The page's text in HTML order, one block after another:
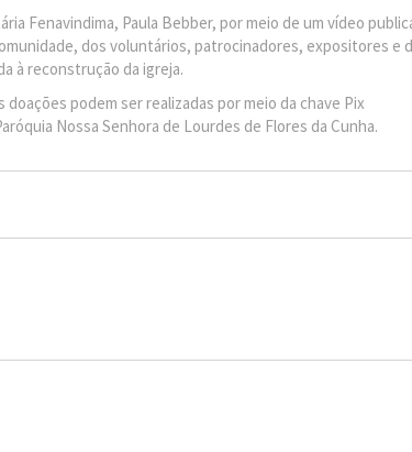
Fenavindima, Paula Bebber, por meio de um vídeo
dos voluntários, patrocinadores, expositores e
à reconstrução da igreja.
podem ser realizadas por meio da chave Pix
Nossa Senhora de Lourdes de Flores da Cunha.